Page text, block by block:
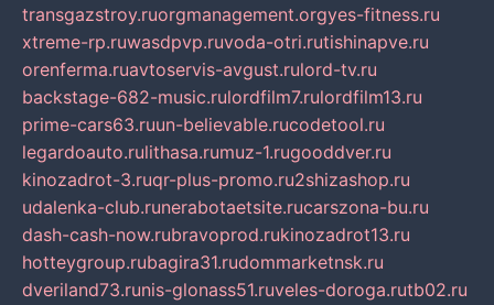
transgazstroy.ruorgmanagement.orgyes-fitness.ru
xtreme-rp.ruwasdpvp.ruvoda-otri.rutishinapve.ru
orenferma.ruavtoservis-avgust.rulord-tv.ru
backstage-682-music.rulordfilm7.rulordfilm13.ru
prime-cars63.ruun-believable.rucodetool.ru
legardoauto.rulithasa.rumuz-1.rugooddver.ru
kinozadrot-3.ruqr-plus-promo.ru2shizashop.ru
udalenka-club.runerabotaetsite.rucarszona-bu.ru
dash-cash-now.rubravoprod.rukinozadrot13.ru
hotteygroup.rubagira31.rudommarketnsk.ru
dveriland73.runis-glonass51.ruveles-doroga.rutb02.ru